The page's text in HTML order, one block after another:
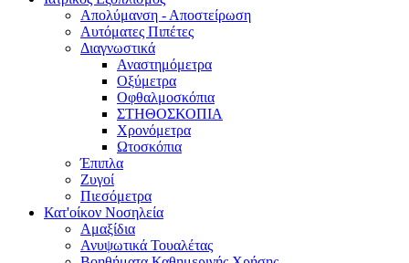
Απολύμανση - Αποστείρωση
Αυτόματες Πιπέτες
Διαγνωστικά
Αναστημόμετρα
Οξύμετρα
Οφθαλμοσκόπια
ΣΤΗΘΟΣΚΟΠΙΑ
Χρονόμετρα
Ωτοσκόπια
Έπιπλα
Ζυγοί
Πιεσόμετρα
Κατ'οίκον Νοσηλεία
Αμαξίδια
Ανυψωτικά Τουαλέτας